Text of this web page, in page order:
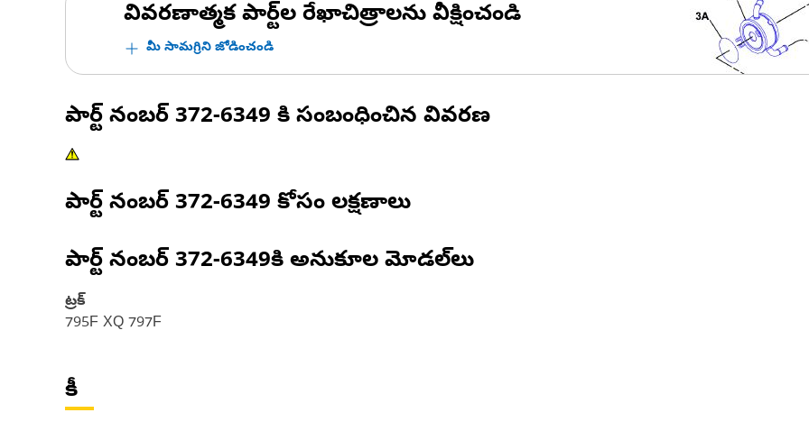
వివరణాత్మక పార్ట్‌ల రేఖాచిత్రాలను వీక్షించండి
మీ సామగ్రిని జోడించండి
పార్ట్ నంబర్ 372-6349 కి సంబంధించిన వివరణ
పార్ట్ నంబర్ 372-6349 కోసం లక్షణాలు
పార్ట్ నంబర్ 372-6349కి అనుకూల మోడల్‌లు
ట్రక్
795F XQ 797F
కీ